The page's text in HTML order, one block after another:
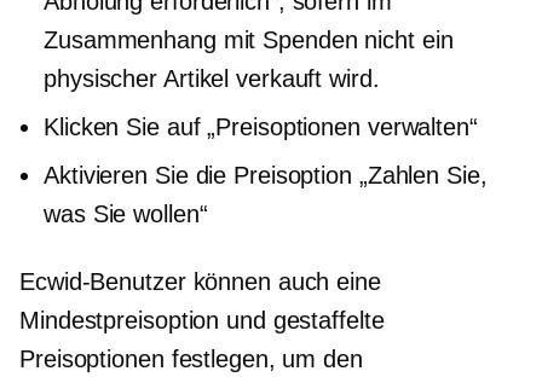
Zusammenhang mit Spenden nicht ein
physischer Artikel verkauft wird.
Klicken Sie auf „Preisoptionen verwalten“
Aktivieren Sie die Preisoption „Zahlen Sie,
was Sie wollen“
Ecwid-Benutzer können auch eine
Mindestpreisoption und gestaffelte
Preisoptionen festlegen, um den